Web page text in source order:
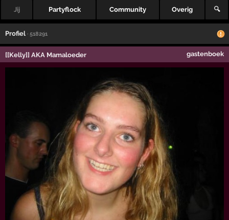
Jij Partyflock Community Overig 🔍
Profiel · 518291
[[Kelly]] AKA Mamaloeder gastenboek